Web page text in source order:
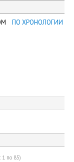
ПО ХРОНОЛОГИИ
1 по 85)